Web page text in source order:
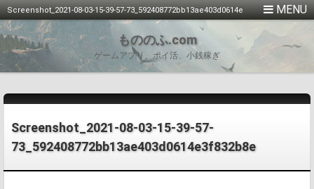
Screenshot_2021-08-03-15-39-57-73_592408772bb13ae403d0614e
3f832b8e
もののふ.com
ゲームアプリ、ポイ活、小銭稼ぎ
Screenshot_2021-08-03-15-39-57-
73_592408772bb13ae403d0614e3f832b8e